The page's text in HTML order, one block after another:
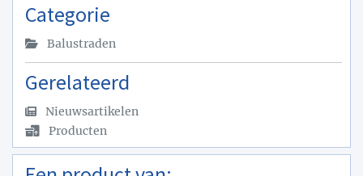
Categorie
Balustraden
Gerelateerd
Nieuwsartikelen
Producten